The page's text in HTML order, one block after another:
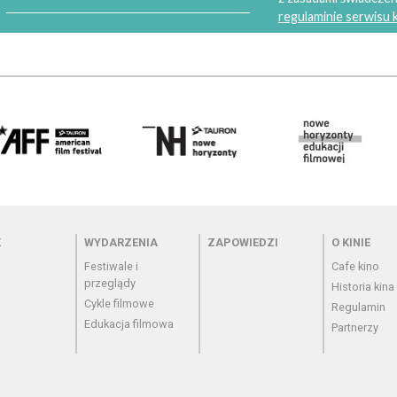
regulaminie serwisu
- cennik Menu - wydarzenia
WYDARZENIA
Festiwale i
przeglądy
Cykle filmowe
Edukacja filmowa
Menu - zapowiedzi
ZAPOWIEDZI Menu -
O KINIE
Cafe kino
Historia kina
Regulamin
Partnerzy